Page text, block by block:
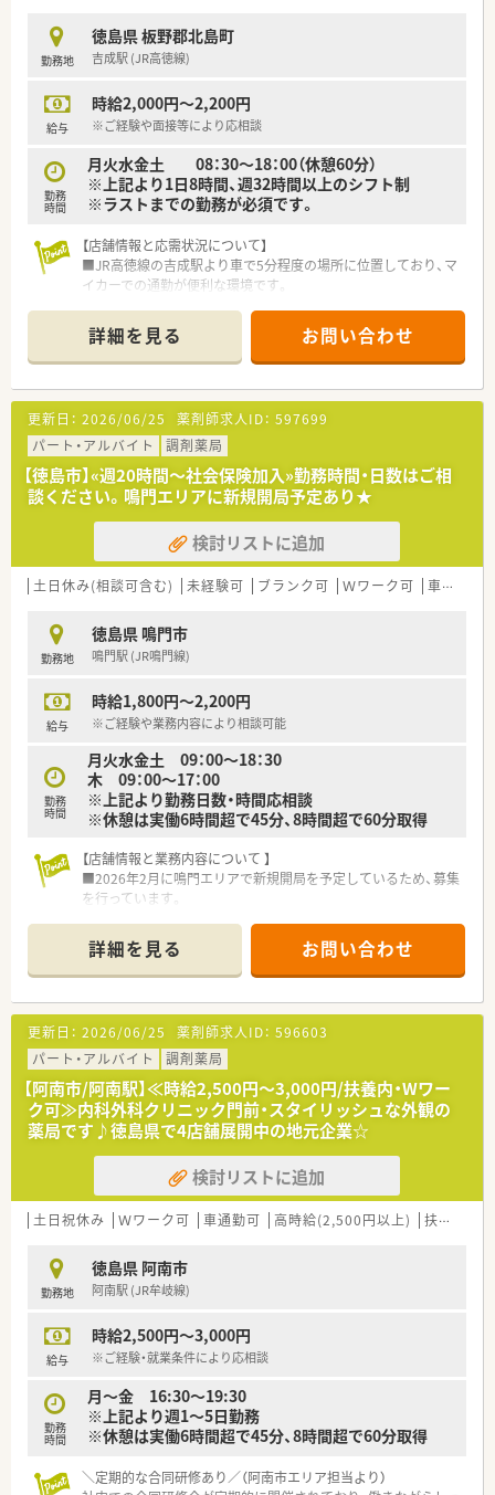
いきたいと考えております。
■社員数は全体で22名。うち薬剤師10名在籍されています。
30代～60代まで幅広い世代の方が活躍中です。
ます。
■有給消化率は現在約60％です。業務が遂行できる範囲であれ
■年間の昇給率は平均1％です。
■分包機はタカゾノ・電子薬歴はEMシステムズを導入されてい
ます。
で注意して確認をするよう心がけています。
■全店舗畳の休憩室があるのでゆっくり休憩できます。
勤務地
徳島県 板野郡北島町
吉成駅 (JR高徳線)
給与
時給2,000円～2,200円
※ご経験や面接等により応相談
勤務
時間
月火水金土 08：30～18：00（休憩60分）
※上記より1日8時間、週32時間以上のシフト制
※ラストまでの勤務が必須です。
【店舗情報と応需状況について】
■JR高徳線の吉成駅より車で5分程度の場所に位置しており、マ
イカーでの通勤が便利な環境です。
り50枚程度メインに応需しています。
■薬剤師は常時1名から2名体制で業務にあたり、事務スタッフ
も1名在籍してサポートを行います。
【募集背景と求める人物像について】
■今後の店舗展開と組織体制の強化を見据え、周囲と円滑な連携
が取れる新しい仲間を募集しています。
■実務未経験の方やブランクがある方はもちろん、60代前半ま
でのベテラン層の方も幅広く相談可能です。
■地域医療に貢献したいという熱意を持ち、患者様一人ひとりに
丁寧な言葉添えができる方を求めています。
【法人特徴について】
■徳島県内を中心に11店舗を展開している地場の安定企業で、
■調剤過誤防止のための音声監査システムなど、最新のIT機器を
積極的に導入し業務効率化を進めています。
■新人研修や階層別研修など教育制度が充実しており、社員のス
詳細を見る お問い合わせ
更新日： 2026/06/25 薬剤師求人ID： 597699
パート・アルバイト
調剤薬局
【徳島市】«週20時間～社会保険加入»勤務時間・日数はご相
談ください。鳴門エリアに新規開局予定あり★
検討リストに追加
土日休み(相談可含む) 未経験可 ブランク可 Ｗワーク可 車通勤可
勤務地
徳島県 鳴門市
鳴門駅 (JR鳴門線)
給与
時給1,800円～2,200円
※ご経験や業務内容により相談可能
勤務
時間
月火水金土 09：00～18：30
木 09：00～17：00
※上記より勤務日数・時間応相談
※休憩は実働6時間超で45分、8時間超で60分取得
【店舗情報と業務内容について 】
■2026年2月に鳴門エリアで新規開局を予定しているため、募集
を行っています。
■調剤・監査・投薬など薬剤師業務全般をお願いします。
【法人特徴について】
■医・食・福・美の4分野で事業を展開し、地域社会への貢献を目
指すグループ企業です。
■調剤薬局事業は徳島県を中心に、四国・関西エリアで合計43店
舗を運営しています。
■福祉事業との連携により、施設在宅の件数は徳島県内でもトッ
プクラスの実績があります。
詳細を見る お問い合わせ
更新日： 2026/06/25 薬剤師求人ID： 596603
パート・アルバイト
調剤薬局
【阿南市/阿南駅】≪時給2,500円～3,000円/扶養内・Wワー
ク可≫内科外科クリニック門前・スタイリッシュな外観の
薬局です♪徳島県で4店舗展開中の地元企業☆
検討リストに追加
土日祝休み Ｗワーク可 車通勤可 高時給(2,500円以上) 扶養内勤務OK
勤務地
徳島県 阿南市
阿南駅 (JR牟岐線)
給与
時給2,500円～3,000円
※ご経験・就業条件により応相談
勤務
時間
月～金 16:30～19:30
※上記より週1～5日勤務
※休憩は実働6時間超で45分、8時間超で60分取得
＼定期的な合同研修あり／（阿南市エリア担当より）